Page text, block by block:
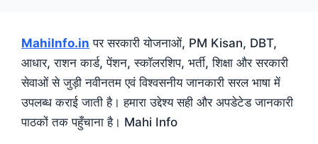
MahiInfo.in पर सरकारी योजनाओं, PM Kisan, DBT,
आधार, राशन कार्ड, पेंशन, स्कॉलरशिप, भर्ती, शिक्षा और सरकारी
सेवाओं से जुड़ी नवीनतम एवं विश्वसनीय जानकारी सरल भाषा में
उपलब्ध कराई जाती है। हमारा उद्देश्य सही और अपडेटेड जानकारी
पाठकों तक पहुँचाना है। Mahi Info